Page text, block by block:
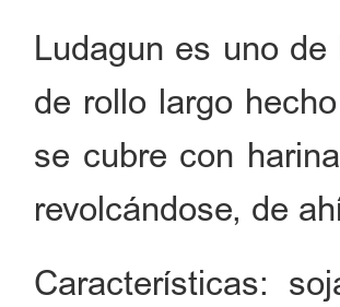
Ludagun es uno
de rollo largo
se cubre con
revolcándose, de
Características: